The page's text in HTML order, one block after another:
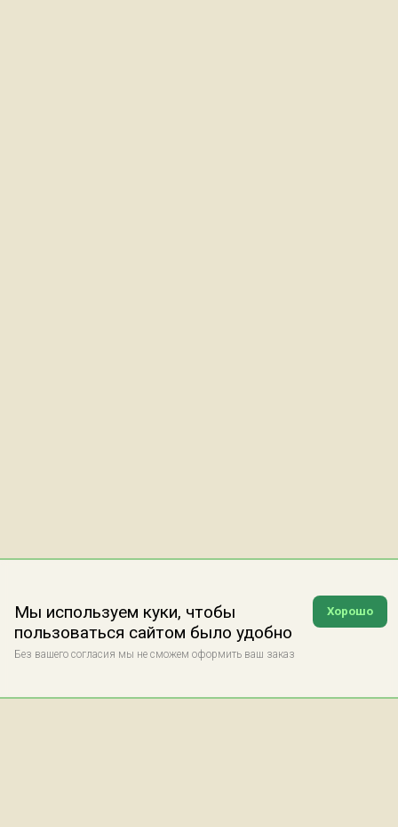
Хорошо
Мы используем куки, чтобы
пользоваться сайтом было удобно
Без вашего согласия мы не сможем оформить ваш заказ